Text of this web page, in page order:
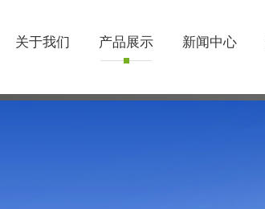
关于我们 产品展示 新闻中心